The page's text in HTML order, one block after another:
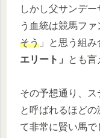
しかし父サンデ
う血統は競馬ファ
そう 」と思う組
エリート」
とも言
その予想通り、
と呼ばれるほど
て非常に賢い馬